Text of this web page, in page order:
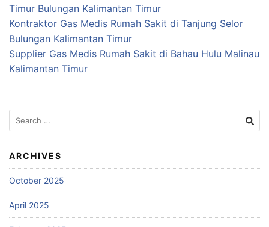
Timur Bulungan Kalimantan Timur
Kontraktor Gas Medis Rumah Sakit di Tanjung Selor
Bulungan Kalimantan Timur
Supplier Gas Medis Rumah Sakit di Bahau Hulu Malinau
Kalimantan Timur
Search
for:
ARCHIVES
October 2025
April 2025